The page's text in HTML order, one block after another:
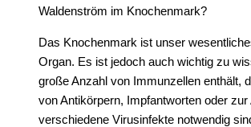
Waldenström im Knochenmark?
Das Knochenmark ist unser
Organ. Es ist jedoch auch wichtig zu
große Anzahl von Immunzellen enthält,
von Antikörpern, Impfantworten oder zur
verschiedene Virusinfekte notwendig